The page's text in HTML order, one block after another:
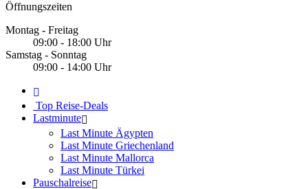
Öffnungszeiten
Montag - Freitag
09:00 - 18:00 Uhr
Samstag - Sonntag
09:00 - 14:00 Uhr
Top Reise-Deals
Lastminute
Last Minute Ägypten
Last Minute Griechenland
Last Minute Mallorca
Last Minute Türkei
Pauschalreise